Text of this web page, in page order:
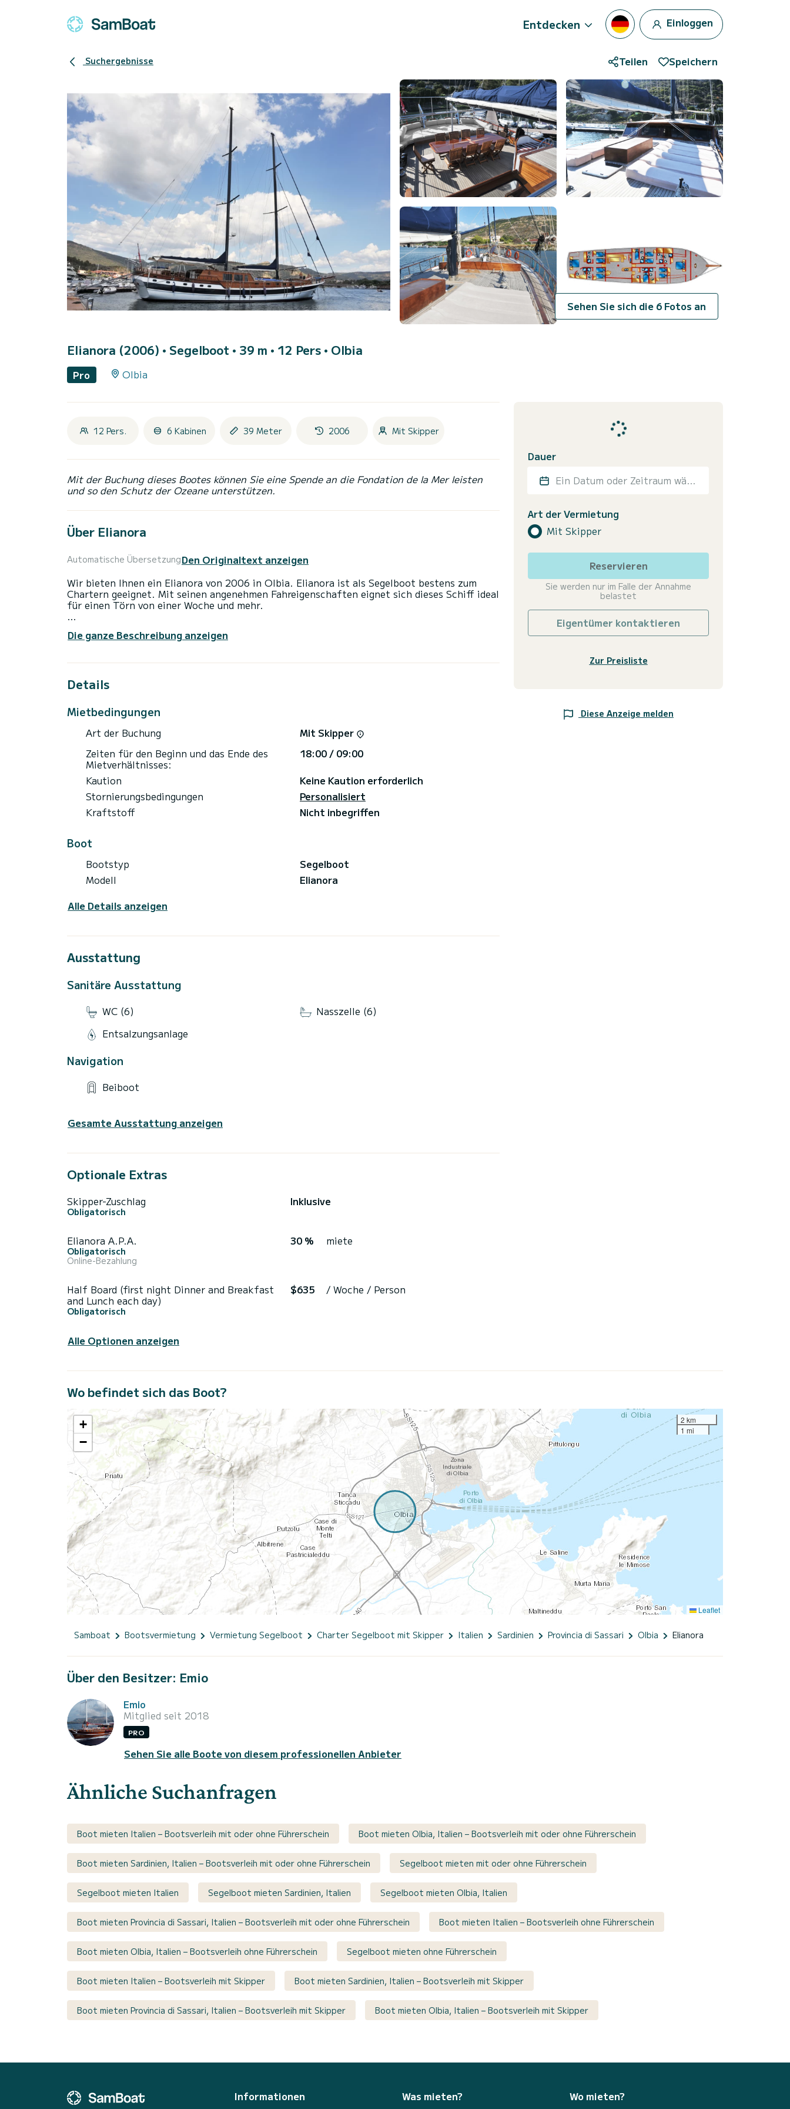
Entdecken Einloggen
Suchergebnisse Teilen Speichern
Sehen Sie sich die 6 Fotos an
Elianora (2006) • Segelboot • 39 m • 12 Pers • Olbia
Pro Olbia
12 Pers. 6 Kabinen 39 Meter 2006 Mit Skipper
Mit der Buchung dieses Bootes können Sie eine Spende an die Fondation de la Mer leisten
und so den Schutz der Ozeane unterstützen.
Über Elianora
Automatische ÜbersetzungDen Originaltext anzeigen
Wir bieten Ihnen ein Elianora von 2006 in Olbia. Elianora ist als Segelboot bestens zum
Chartern geeignet. Mit seinen angenehmen Fahreigenschaften eignet sich dieses Schiff ideal
für einen Törn von einer Woche und mehr.
Gesamtlänge von 39 Metern wird es Ihr perfekter Begleiter sein, um einen einzigartigen
Klimaanlage.
Um Informationen anzufragen oder eine Buchung, klicken Sie bitte auf den Button "Angebot
anfordern". Ein Mitarbeiter von SamBoat schickt Ihnen ein persönliches Angebot zu
Die ganze Beschreibung anzeigen
Details
Mietbedingungen
Art der Buchung
Mit Skipper
Zeiten für den Beginn und das Ende des
Mietverhältnisses:
18:00 / 09:00
Kaution
Keine Kaution erforderlich
Stornierungsbedingungen
Personalisiert
Kraftstoff
Nicht inbegriffen
Boot
Bootstyp
Segelboot
Modell
Elianora
Alle Details anzeigen
Ausstattung
Sanitäre Ausstattung
WC (6)
Nasszelle (6)
Entsalzungsanlage
Navigation
Beiboot
Gesamte Ausstattung anzeigen
Optionale Extras
Skipper-Zuschlag
Obligatorisch
Inklusive
Elianora A.P.A.
Obligatorisch
Online-Bezahlung
30 % miete
Half Board (first night Dinner and Breakfast
and Lunch each day)
Obligatorisch
$635 / Woche / Person
Alle Optionen anzeigen
Dauer
Ein Datum oder Zeitraum wählen
Art der Vermietung
Mit Skipper
Reservieren
Sie werden nur im Falle der Annahme
belastet
Eigentümer kontaktieren
Zur Preisliste
Diese Anzeige melden
Wo befindet sich das Boot?
+
−
2 km
1 mi
Leaflet
Samboat Bootsvermietung Vermietung Segelboot Charter Segelboot mit Skipper Italien Sardinien Provincia di Sassari Olbia Elianora
Über den Besitzer: Emio
Emio
Mitglied seit 2018
PRO
Sehen Sie alle Boote von diesem professionellen Anbieter
Ähnliche Suchanfragen
Boot mieten Italien – Bootsverleih mit oder ohne Führerschein Boot mieten Olbia, Italien – Bootsverleih mit oder ohne Führerschein
Boot mieten Sardinien, Italien – Bootsverleih mit oder ohne Führerschein Segelboot mieten mit oder ohne Führerschein
Segelboot mieten Italien Segelboot mieten Sardinien, Italien Segelboot mieten Olbia, Italien
Boot mieten Provincia di Sassari, Italien – Bootsverleih mit oder ohne Führerschein Boot mieten Italien – Bootsverleih ohne Führerschein
Boot mieten Olbia, Italien – Bootsverleih ohne Führerschein Segelboot mieten ohne Führerschein
Boot mieten Italien – Bootsverleih mit Skipper Boot mieten Sardinien, Italien – Bootsverleih mit Skipper
Boot mieten Provincia di Sassari, Italien – Bootsverleih mit Skipper Boot mieten Olbia, Italien – Bootsverleih mit Skipper
Informationen Was mieten? Wo mieten?